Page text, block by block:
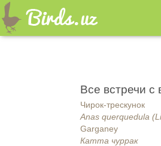
Все встречи с
Чирок-трескунок
Anas querquedula
Garganey
Катта чуррак